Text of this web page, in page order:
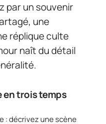
par un souvenir
une
réplique culte
naît du détail
trois temps
: décrivez une scène